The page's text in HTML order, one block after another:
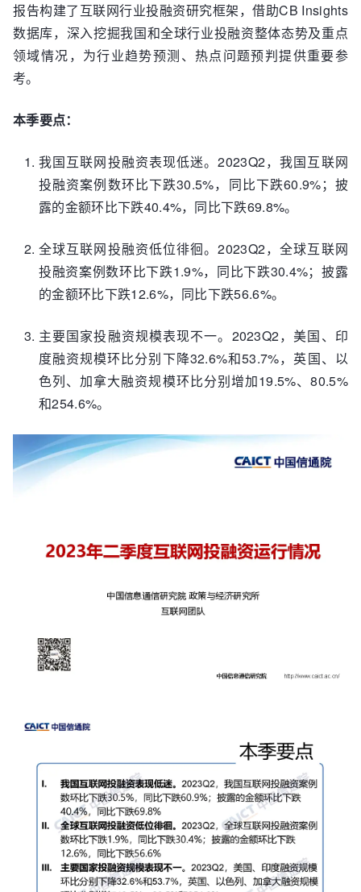
报告构建了互联网行业投融资研究框架，借助CB Insights
数据库，深入挖掘我国和全球行业投融资整体态势及重点
领域情况，为行业趋势预测、热点问题预判提供重要参
考。
本季要点：
我国互联网投融资表现低迷。2023Q2，我国互联网
投融资案例数环比下跌30.5%，同比下跌60.9%；披
露的金额环比下跌40.4%，同比下跌69.8%。
全球互联网投融资低位徘徊。2023Q2，全球互联网
投融资案例数环比下跌1.9%，同比下跌30.4%；披露
的金额环比下跌12.6%，同比下跌56.6%。
主要国家投融资规模表现不一。2023Q2，美国、印
度融资规模环比分别下降32.6%和53.7%，英国、以
色列、加拿大融资规模环比分别增加19.5%、80.5%
和254.6%。